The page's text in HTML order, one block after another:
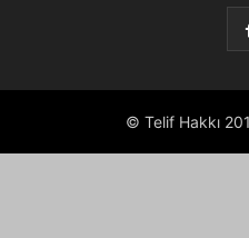
© Telif Hakkı